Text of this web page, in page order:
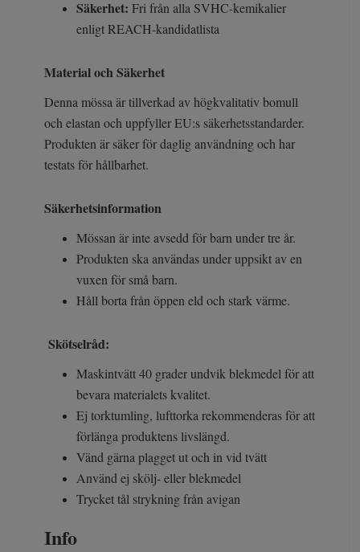
Säkerhet: Fri från alla SVHC-kemikalier
enligt REACH-kandidatlista
Material och Säkerhet
Denna mössa är tillverkad av högkvalitativ bomull
och elastan och uppfyller EU:s säkerhetsstandarder.
Produkten är säker för daglig användning och har
testats för hållbarhet.
Säkerhetsinformation
Mössan är inte avsedd för barn under tre år.
Produkten ska användas under uppsikt av en
vuxen för små barn.
Håll borta från öppen eld och stark värme.
Skötselråd:
Maskintvätt 40 grader undvik blekmedel för att
bevara materialets kvalitet.
Ej torktumling, lufttorka rekommenderas för att
förlänga produktens livslängd.
Vänd gärna plagget ut och in vid tvätt
Använd ej skölj- eller blekmedel
Trycket tål strykning från avigan
Info